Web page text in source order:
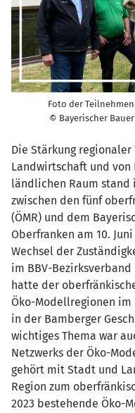
Foto der
© Bayerischer
Die Stärkung
Landwirtschaft und
ländlichen Raum stand
zwischen den fünf
(ÖMR) und dem
Oberfranken am 10.
Wechsel der
im BBV-
hatte der
Öko-Modellregionen im
in der Bamberger
wichtiges Thema war
Netzwerks der Öko-
gehört mit Stadt und
Region zum
2023 bestehende Öko-